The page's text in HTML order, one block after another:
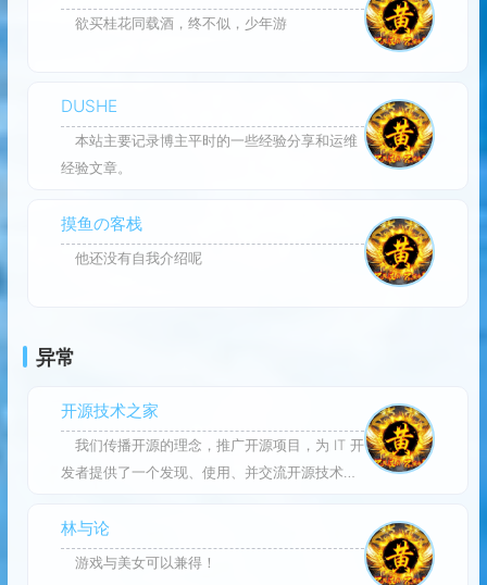
欲买桂花同载酒，终不似，少年游
DUSHE
本站主要记录博主平时的一些经验分享和运维
经验文章。
摸鱼の客栈
他还没有自我介绍呢
异常
开源技术之家
我们传播开源的理念，推广开源项目，为 IT 开
发者提供了一个发现、使用、并交流开源技术的
林与论
游戏与美女可以兼得！